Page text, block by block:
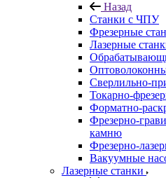
Назад
Станки с ЧПУ
Фрезерные
Лазерные
Сверлильно-
Токарно-
Форматно-
Фрезерно-
камню
Фрезерно-
Вакуумные
Лазерные станки